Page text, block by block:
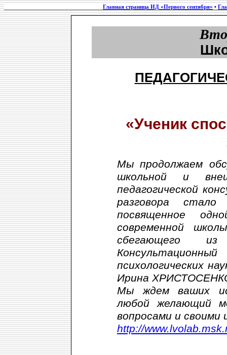
Главная страница ИД «Первого сентября» •
«Ученик
Мы продолжаем
школьной и
педагогической
разговора
посвященное
современной
сбегающего
психологических
Ирина
Мы ждем ваших
любой желающий
вопросами и своими
http://